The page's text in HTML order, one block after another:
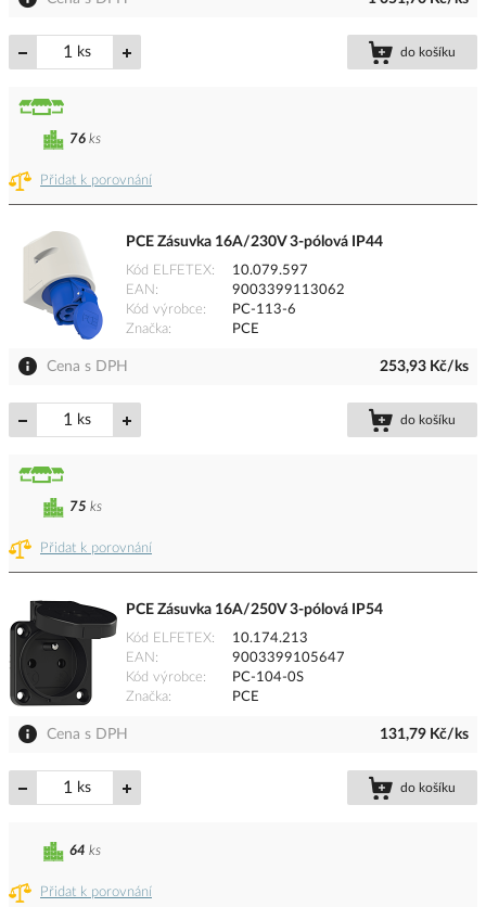
ks do košíku
Přidat k porovnání
76 ks
PCE Zásuvka 16A/230V 3-pólová IP44
Kód ELFETEX
10.079.597
EAN
9003399113062
Kód výrobce
PC-113-6
Značka
PCE
Cena s DPH 253,93 Kč/ks
ks do košíku
Přidat k porovnání
75 ks
PCE Zásuvka 16A/250V 3-pólová IP54
Kód ELFETEX
10.174.213
EAN
9003399105647
Kód výrobce
PC-104-0S
Značka
PCE
Cena s DPH 131,79 Kč/ks
ks do košíku
Přidat k porovnání
64 ks